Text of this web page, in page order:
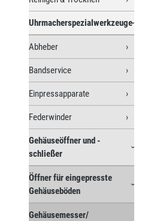
Uhrmacherspezialwerkzeuge
Abheber
Bandservice
Einpressapparate
Federwinder
Gehäuseöffner und -
schließer
Öffner für eingepresste
Gehäuseböden
Gehäusemesser/